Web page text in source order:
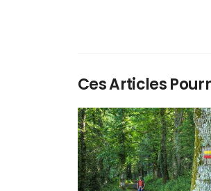
Ces Articles